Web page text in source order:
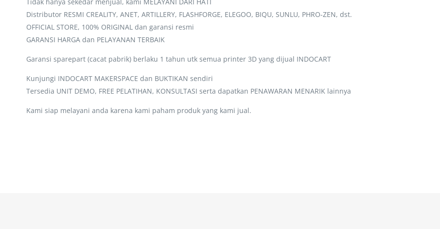
Distributor RESMI CREALITY, ANET, ARTILLERY, FLASHFORGE, ELEGOO, BIQU, SUNLU, PHRO-ZEN, dst.
OFFICIAL STORE, 100% ORIGINAL dan garansi resmi
GARANSI HARGA dan PELAYANAN TERBAIK
Garansi sparepart (cacat pabrik) berlaku 1 tahun utk semua printer 3D yang dijual INDOCART
Kunjungi INDOCART MAKERSPACE dan BUKTIKAN sendiri
Tersedia UNIT DEMO, FREE PELATIHAN, KONSULTASI serta dapatkan PENAWARAN MENARIK lainnya
Kami siap melayani anda karena kami paham produk yang kami jual.